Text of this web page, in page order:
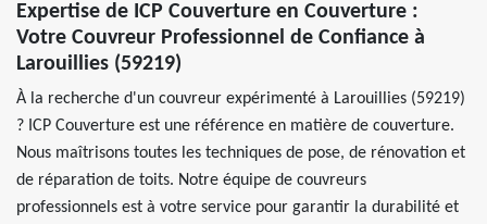
Expertise de ICP Couverture en Couverture :
Votre Couvreur Professionnel de Confiance à
Larouillies (59219)
À la recherche d'un couvreur expérimenté à Larouillies (59219)
? ICP Couverture est une référence en matière de couverture.
Nous maîtrisons toutes les techniques de pose, de rénovation et
de réparation de toits. Notre équipe de couvreurs
professionnels est à votre service pour garantir la durabilité et